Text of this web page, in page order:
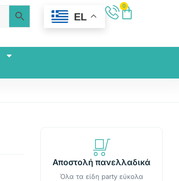
EL
0
Αποστολή πανελλαδικά
Όλα τα είδη party εύκολα